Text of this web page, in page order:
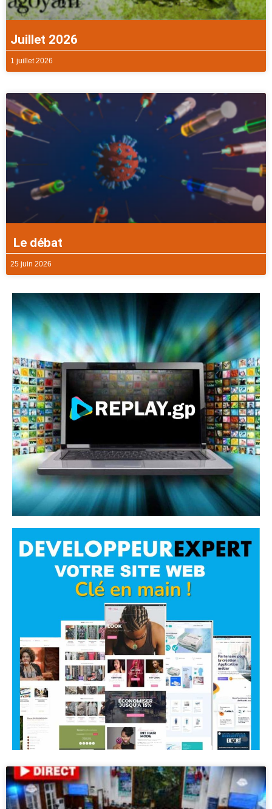
Juillet 2026
1 juillet 2026
Le débat
25 juin 2026